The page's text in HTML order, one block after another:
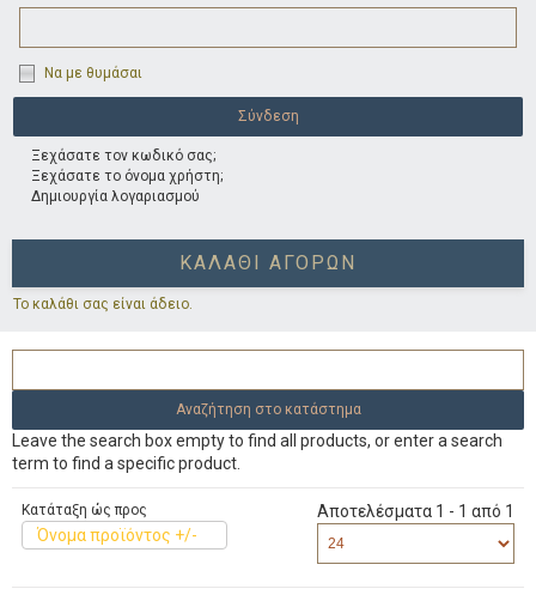
Να με θυμάσαι
Ξεχάσατε τον κωδικό σας;
Ξεχάσατε το όνομα χρήστη;
Δημιουργία λογαριασμού
ΚΑΛΆΘΙ ΑΓΟΡΏΝ
Το καλάθι σας είναι άδειο.
Leave the search box empty to find all products, or enter a search
term to find a specific product.
Κατάταξη ώς προς
Όνομα προϊόντος +/-
Αποτελέσματα 1 - 1 από 1